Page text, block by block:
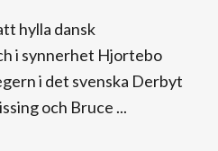
hylla dansk
i synnerhet Hjortebo
i det svenska Derbyt
och Bruce ...